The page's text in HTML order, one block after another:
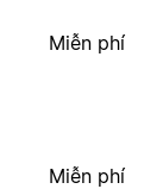
Miễn phí
Miễn phí